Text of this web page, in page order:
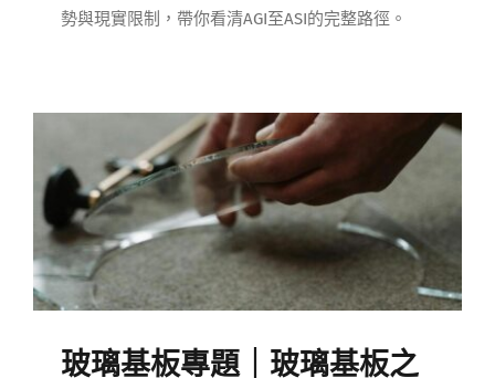
勢與現實限制，帶你看清AGI至ASI的完整路徑。
玻璃基板專題｜玻璃基板之